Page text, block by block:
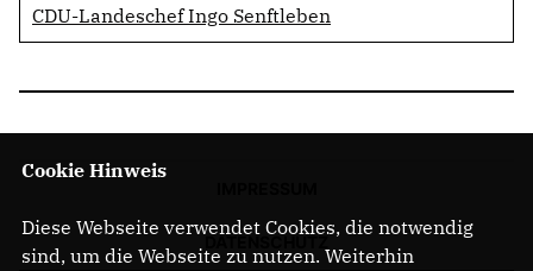
CDU-Landeschef Ingo Senftleben
Cookie Hinweis
Diese Webseite verwendet Cookies, die notwendig
sind, um die Webseite zu nutzen. Weiterhin